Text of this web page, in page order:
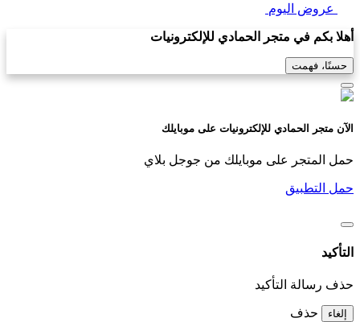
عروض اليوم
أهلا بكم في متجر الحمادي للإلكترونيات
حسنًا، فهمت
الآن متجر الحمادي للإلكترونيات على موبايلك
حمل المتجر على موبايلك من جوجل بلاي
حمل التطبيق
التأكيد
حذف رسالة التأكيد
إلغاء حذف